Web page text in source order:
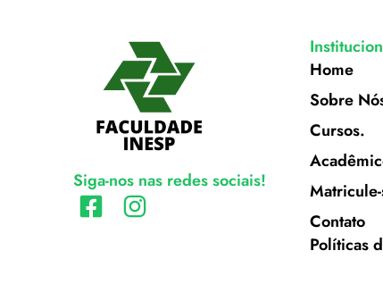
Siga-nos nas redes sociais!
Home
Sobre
Cursos.
Contato
Políticas